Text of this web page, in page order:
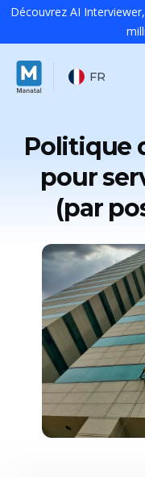
Découvrez AI
FR
Politique
pour
(par